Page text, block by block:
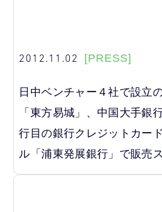
2012.11.02 [PRESS]
日中ベンチャー４社で設立
「東方易城」、中国大手銀
行目の銀行クレジットカー
ル「浦東発展銀行」で販売